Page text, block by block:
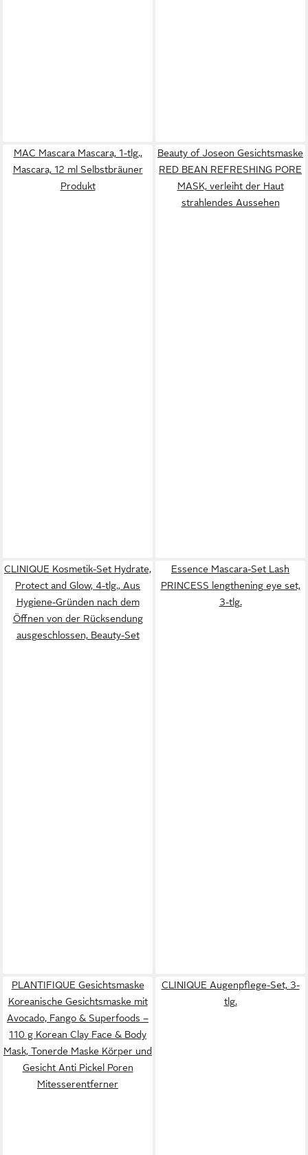
MAC Mascara Mascara, 1-tlg.,
Mascara, 12 ml Selbstbräuner
Produkt
Beauty of Joseon Gesichtsmaske
RED BEAN REFRESHING PORE
MASK, verleiht der Haut
strahlendes Aussehen
CLINIQUE Kosmetik-Set Hydrate,
Protect and Glow, 4-tlg., Aus
Hygiene-Gründen nach dem
Öffnen von der Rücksendung
ausgeschlossen, Beauty-Set
Essence Mascara-Set Lash
PRINCESS lengthening eye set,
3-tlg.
PLANTIFIQUE Gesichtsmaske
Koreanische Gesichtsmaske mit
Avocado, Fango & Superfoods –
110 g Korean Clay Face & Body
Mask, Tonerde Maske Körper und
Gesicht Anti Pickel Poren
Mitesserentferner
CLINIQUE Augenpflege-Set, 3-
tlg.